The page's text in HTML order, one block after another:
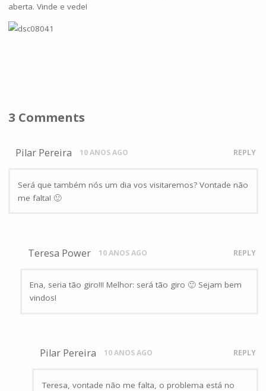
aberta. Vinde e vede!
3 Comments
Pilar Pereira 10 ANOS AGO REPLY
Será que também nós um dia vos visitaremos? Vontade não
me falta! 🙂
Teresa Power 10 ANOS AGO REPLY
Ena, seria tão giro!!! Melhor: será tão giro 🙂 Sejam bem
vindos!
Pilar Pereira 10 ANOS AGO REPLY
Teresa, vontade não me falta, o problema está no